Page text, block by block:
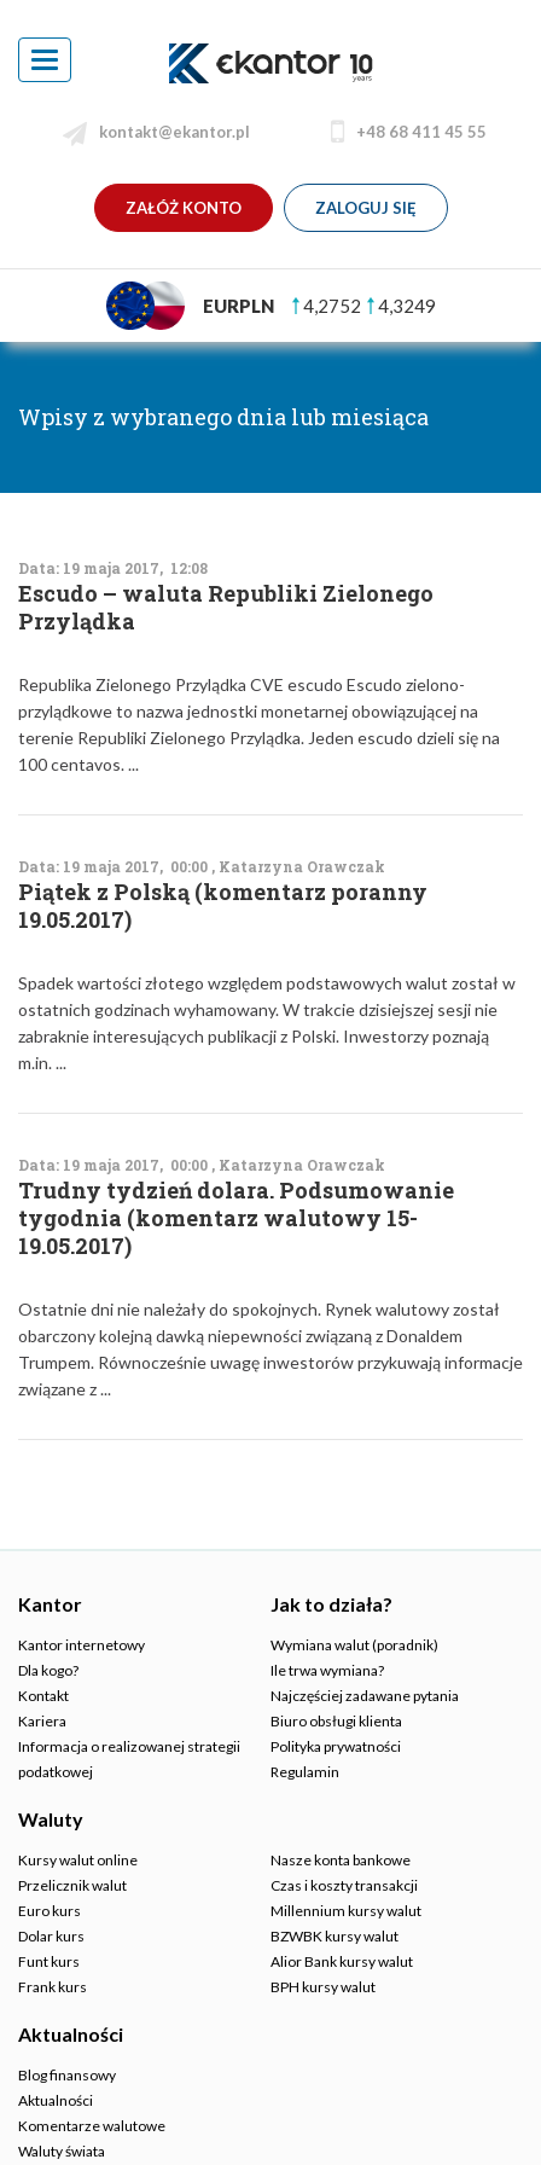
Toggle
navigation
kontakt@ekantor.pl +48 68 411 45 55
ZAŁÓŻ KONTO ZALOGUJ SIĘ
EURPLN 4,2752 4,3249
Wpisy z wybranego dnia lub miesiąca
Data: 19 maja 2017, 12:08
Escudo – waluta Republiki Zielonego
Przylądka
Republika Zielonego Przylądka CVE escudo Escudo zielono-
przylądkowe to nazwa jednostki monetarnej obowiązującej na
terenie Republiki Zielonego Przylądka. Jeden escudo dzieli się na
100 centavos. ...
Data: 19 maja 2017, 00:00 , Katarzyna Orawczak
Piątek z Polską (komentarz poranny
19.05.2017)
Spadek wartości złotego względem podstawowych walut został w
ostatnich godzinach wyhamowany. W trakcie dzisiejszej sesji nie
zabraknie interesujących publikacji z Polski. Inwestorzy poznają
m.in. ...
Data: 19 maja 2017, 00:00 , Katarzyna Orawczak
Trudny tydzień dolara. Podsumowanie
tygodnia (komentarz walutowy 15-
19.05.2017)
Ostatnie dni nie należały do spokojnych. Rynek walutowy został
obarczony kolejną dawką niepewności związaną z Donaldem
Trumpem. Równocześnie uwagę inwestorów przykuwają informacje
związane z ...
Kantor
Kantor internetowy
Dla kogo?
Kontakt
Kariera
Informacja o realizowanej strategii
podatkowej
Jak to działa?
Wymiana walut (poradnik)
Ile trwa wymiana?
Najczęściej zadawane pytania
Biuro obsługi klienta
Polityka prywatności
Regulamin
Waluty
Kursy walut online
Przelicznik walut
Euro kurs
Dolar kurs
Funt kurs
Frank kurs
Nasze konta bankowe
Czas i koszty transakcji
Millennium kursy walut
BZWBK kursy walut
Alior Bank kursy walut
BPH kursy walut
Aktualności
Blog finansowy
Aktualności
Komentarze walutowe
Waluty świata